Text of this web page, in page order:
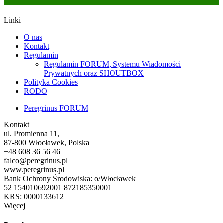
Linki
O nas
Kontakt
Regulamin
Regulamin FORUM, Systemu Wiadomości
Prywatnych oraz SHOUTBOX
Polityka Cookies
RODO
Peregrinus FORUM
Kontakt
ul. Promienna 11,
87-800 Włocławek, Polska
+48 608 36 56 46
falco@peregrinus.pl
www.peregrinus.pl
Bank Ochrony Środowiska: o/Włocławek
52 154010692001 872185350001
KRS: 0000133612
Więcej